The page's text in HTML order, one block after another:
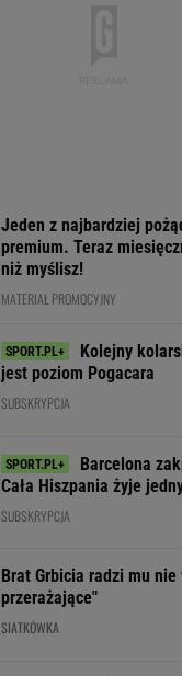
Jeden z najbardziej
premium. Teraz
niż myślisz!
MATERIAŁ PROMOCYJNY
Kolejny
jest poziom Pogacara
SUBSKRYPCJA
Barcelona
Cała Hiszpania żyje
SUBSKRYPCJA
Brat Grbicia radzi mu
przerażające"
SIATKÓWKA